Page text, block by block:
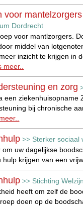
voor mantelzorgers
Dordrecht
voor mantlzorgers.
middel van
inzicht te krijgen in
meer..
en zorg
een ziekenhuisopname
bij chronische
>> Sterker sociaal
uw dagelijkse
krijgen van een
>> Stichting
heeft om zelf de
doen op de